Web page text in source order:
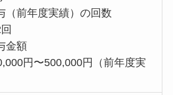
（前年度実績）の回数
金額
円〜500,000円（前年度実